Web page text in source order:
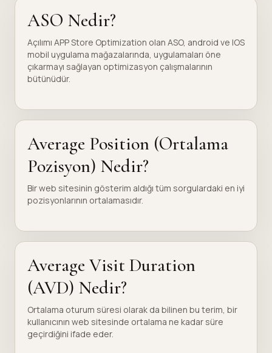
ASO Nedir?
Açılımı APP Store Optimization olan ASO, android ve IOS
mobil uygulama mağazalarında, uygulamaları öne
çıkarmayı sağlayan optimizasyon çalışmalarının
bütünüdür.
Average Position (Ortalama
Pozisyon) Nedir?
Bir web sitesinin gösterim aldığı tüm sorgulardaki en iyi
pozisyonlarının ortalamasıdır.
Average Visit Duration
(AVD) Nedir?
Ortalama oturum süresi olarak da bilinen bu terim, bir
kullanıcının web sitesinde ortalama ne kadar süre
geçirdiğini ifade eder.